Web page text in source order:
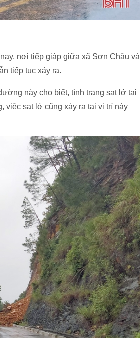
nơi tiếp giáp giữa xã Sơn Châu và
tiếp tục xảy ra.
này cho biết, tình trạng sạt lở tại
việc sạt lở cũng xảy ra tại vị trí này